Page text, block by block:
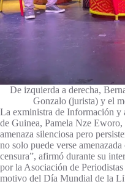
De izquierda a derecha,
Gonzalo (jurista) y el
La exministra de Información y
de Guinea, Pamela Nze Eworo,
amenaza silenciosa pero
no solo puede verse
censura”, afirmó durante su
por la Asociación de
motivo del Día Mundial de la